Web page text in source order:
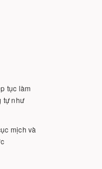
tục làm
tự như
mịch và